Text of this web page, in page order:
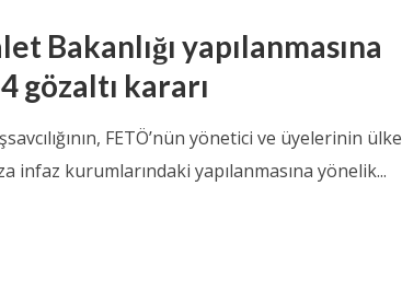
Bakanlığı yapılanmasına
gözaltı kararı
FETÖ’nün yönetici ve üyelerinin ülke
infaz kurumlarındaki yapılanmasına yönelik...